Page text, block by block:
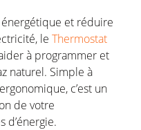
et réduire
le Thermostat
à programmer et
naturel. Simple à
c’est un
de votre
d’énergie.